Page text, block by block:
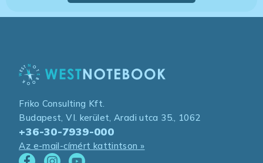
Friko Consulting Kft.
Budapest, VI. kerület, Aradi utca 35., 1062
+36-30-7939-000
Az e-mail-címért kattintson »